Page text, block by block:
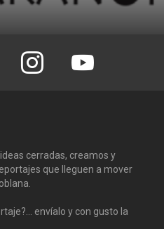
Instagram Youtube
cerradas, creamos y
que lleguen a mover
envíalo y con gusto la